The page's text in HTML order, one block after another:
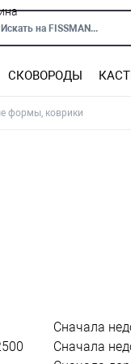
Искать на FISSMAN...
СКОВОРОДЫ
формы, коврики
Сначала
Сначала